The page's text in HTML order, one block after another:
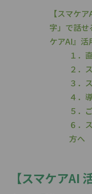
【スマケ
字」で話
ケアAI』活
１．
２．
３．
４．
５．
６．
方へ
【スマケアAI